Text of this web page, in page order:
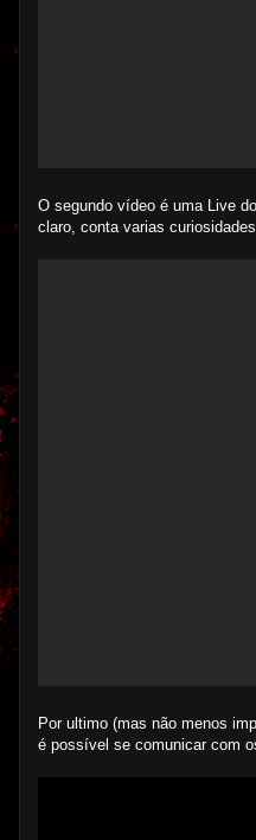
O segundo vídeo é uma Live
claro, conta varias
Por ultimo (mas não menos
é possível se comunicar com